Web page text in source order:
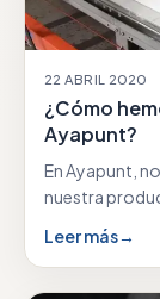
22 ABRIL 2020
¿Cómo
Ayapunt?
En Ayapunt,
nuestra
Leer más→